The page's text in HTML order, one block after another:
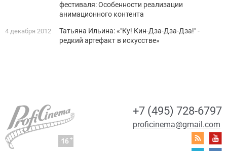
фестиваля: Особенности реализации
анимационного контента
4 декабря 2012
Татьяна Ильина: «"Ку! Кин-Дза-Дза-Дза!" -
редкий артефакт в искусстве»
+7 (495) 728-6797
proficinema@gmail.com